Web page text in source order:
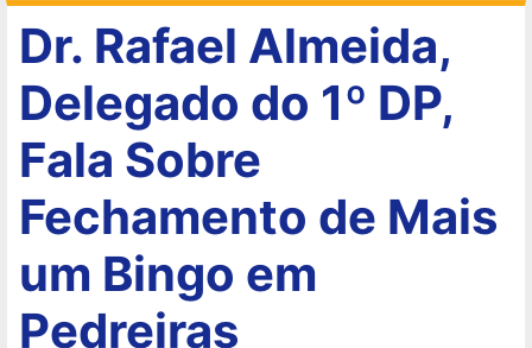
Dr. Rafael Almeida,
Delegado do 1º DP,
Fala Sobre
Fechamento de Mais
um Bingo em
Pedreiras